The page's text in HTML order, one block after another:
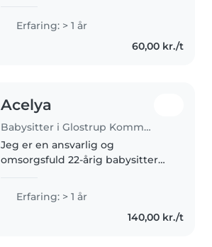
Erfaring: > 1 år
60,00 kr./t
Acelya
Babysitter i Glostrup Kommune
Jeg er en ansvarlig og
omsorgsfuld 22-årig babysitter
af børn i en institution - og er
selv vokset op med fire
søskende. Jeg særligt erfaren
Erfaring: > 1 år
140,00 kr./t